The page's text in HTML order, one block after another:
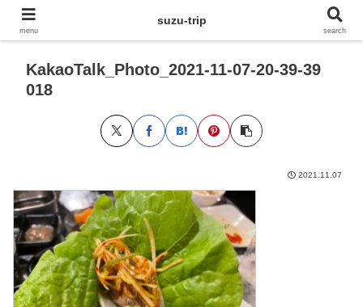
KakaoTalk_Photo_2021-11-07-20-39-39
018
2021.11.07
menu
suzu-trip
search